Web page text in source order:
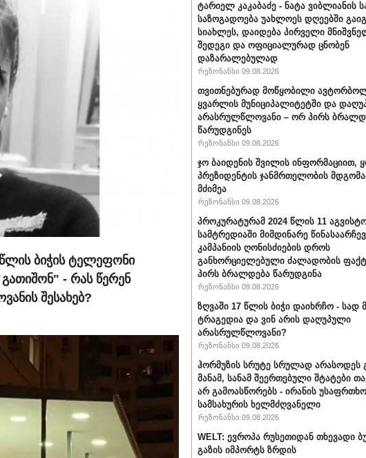
ბიჭის ტელეფონი
გათიშონ" - რას წერენ
შესახებ?
ტარიელ კაკაბაძე - ნატა ვიბლიანის
საზოგადოება უახლოეს დღეებში
სიახლეს, დაიდება პირველი
შედეგი და ოფიციალურად ცნობენ
დაზარალებულად
რეზონანსი 09.08.2026
თვითნებურად მოწყობილი
ყვარლის მუნიციპალიტეტში და
არასრულწლოვანი – ორ პირს
წარუდგინეს
რეზონანსი 09.08.2026
ჯო ბაიდენის შვილის ინფორმაციით,
პრეზიდენტის ჯანმრთელობის
მძიმეა
რეზონანსი 09.08.2026
პროკურატურამ 2024 წლის 11
სამტრედიაში მიმდინარე
კამპანიის ღონისძიების დროს
განხორციელებული ძალადობის
პირს ბრალდება წარუდგინა
რეზონანსი 09.08.2026
ზღვაში 17 წლის ბიჭი დაიხრჩო - სად
ტრაგედია და ვინ არის დაღუპული
არასრულწლოვანი?
რეზონანსი 09.08.2026
ჰორმუზის სრუტე სრულად არასოდეს
მანამ, სანამ შეერთებული შტატები
არ გამოასწორებს - ირანის
სამსახურის ხელმძღვანელი
რეზონანსი 09.08.2026
WELT: ევროპა რუსეთიდან თხევადი
გაზის იმპორტს ზრდის